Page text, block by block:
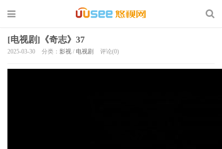
[电视剧]《奇志》37
2025-03-30 分类： 影视 / 电视剧 评论(0)